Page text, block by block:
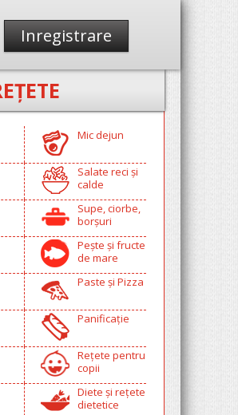
Inregistrare
Mic dejun
Salate reci și
calde
Supe, ciorbe,
borșuri
Pește și fructe
de mare
Paste și Pizza
Panificație
Rețete pentru
copii
Diete și rețete
dietetice